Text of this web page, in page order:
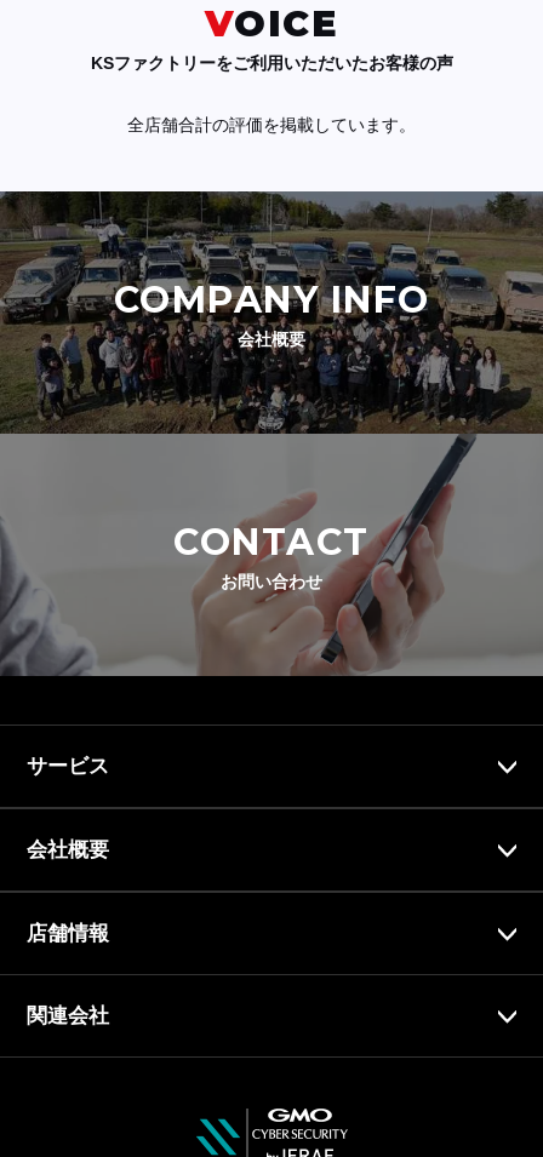
VOICE
KSファクトリーをご利用いただいたお客様の声
全店舗合計の評価を掲載しています。
COMPANY INFO
会社概要
CONTACT
お問い合わせ
サービス
会社概要
店舗情報
関連会社